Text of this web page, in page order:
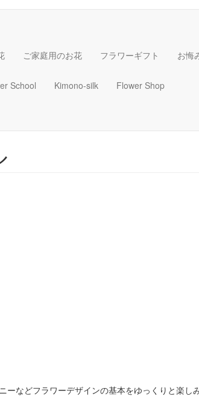
ご家庭用のお花 フラワーギフト お悔
School Kimono-silk Flower Shop
などフラワーデザインの基本をゆっくりと楽し